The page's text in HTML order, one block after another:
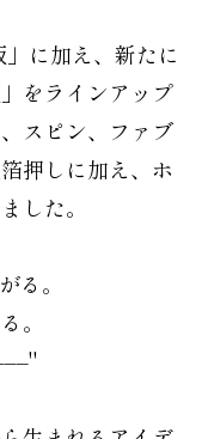
に加え、新たに
をラインアップ
スピン、ファブ
押しに加え、ホ
した。
る。
。